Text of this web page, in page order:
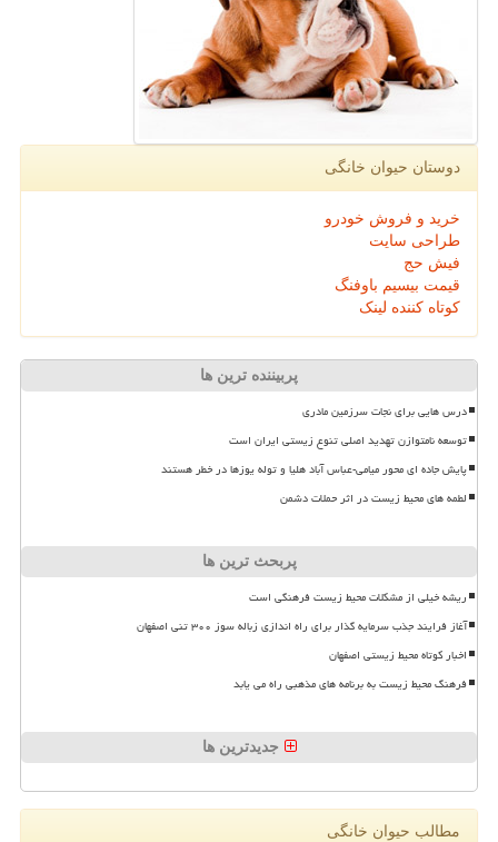
دوستان حیوان خانگی
خرید و فروش خودرو
طراحی سایت
فیش حج
قیمت بیسیم باوفنگ
کوتاه کننده لینک
پربیننده ترین ها
درس هایی برای نجات سرزمین مادری
توسعه نامتوازن تهدید اصلی تنوع زیستی ایران است
پایش جاده ای محور میامی-عباس آباد هلیا و توله یوزها در خطر هستند
لطمه های محیط زیست در اثر حملات دشمن
پربحث ترین ها
ریشه خیلی از مشکلات محیط زیست فرهنگی است
آغاز فرایند جذب سرمایه گذار برای راه اندازی زباله سوز ۳۰۰ تنی اصفهان
اخبار کوتاه محیط زیستی اصفهان
فرهنگ محیط زیست به برنامه های مذهبی راه می یابد
جدیدترین ها
مطالب حیوان خانگی